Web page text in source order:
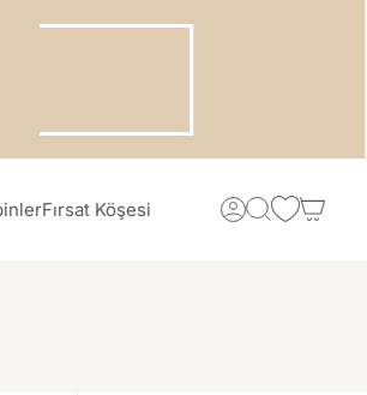
Fırsat Köşesi